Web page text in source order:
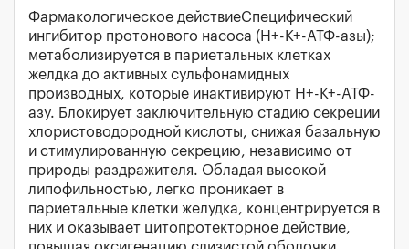
Фармакологическое действиеСпецифический
ингибитор протонового насоса (Н+-К+-АТФ-азы);
метаболизируется в париетальных клетках
желдка до активных сульфонамидных
производных, которые инактивируют Н+-К+-АТФ-
азу. Блокирует заключительную стадию секреции
хлористоводородной кислоты, снижая базальную
и стимулированную секрецию, независимо от
природы раздражителя. Обладая высокой
липофильностью, легко проникает в
париетальные клетки желудка, концентрируется в
них и оказывает цитопротекторное действие,